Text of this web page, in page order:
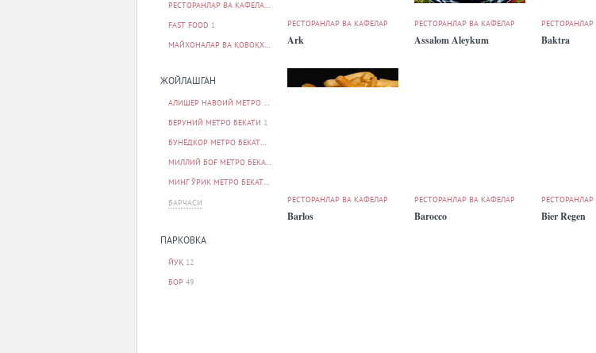
РЕСТОРАНЛАР ВА КАФЕЛАР
FAST FOOD 1
МАЙХОНАЛАР ВА ҚОВОҚХОНАЛАР 2
ЖОЙЛАШГАН
АЛИШЕР НАВОИЙ МЕТРО БЕКАТИ
БЕРУНИЙ МЕТРО БЕКАТИ 1
БУНЁДКОР МЕТРО БЕКАТИ
МИЛЛИЙ БОҒ МЕТРО БЕКАТИ
МИНГ ЎРИК МЕТРО БЕКАТИ
БАРЧАСИ
ПАРКОВКА
ЙУҚ 12
БОР 49
РЕСТОРАНЛАР ВА КАФЕЛАР
Ark
РЕСТОРАНЛАР ВА КАФЕЛАР
Assalom Aleykum Baktra
РЕСТОРАНЛАР ВА КАФЕЛАР
Barlos
РЕСТОРАНЛАР ВА КАФЕЛАР
Barocco Bier Regen